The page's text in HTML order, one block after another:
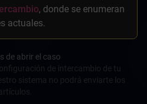
, donde se enumeran
actuales.
de abrir el caso
de intercambio de tu
sistema no podrá enviarte los